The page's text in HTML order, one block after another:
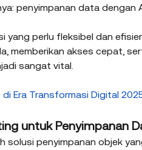
penyimpanan data dengan
yang perlu fleksibel dan
memberikan akses cepat,
sangat vital.
Era Transformasi Digital
untuk Penyimpanan
solusi penyimpanan objek